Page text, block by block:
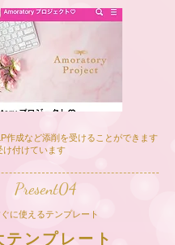
作成など添削を受けることができます
け付けています​​
Present04
に使えるテンプレート
テンプレート